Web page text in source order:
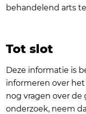
behandelend arts
Tot slot
Deze informatie is
informeren over
nog vragen over
onderzoek, neem